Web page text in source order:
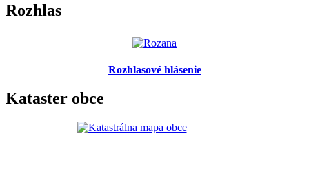
Rozhlas
Rozhlasové hlásenie
Kataster obce